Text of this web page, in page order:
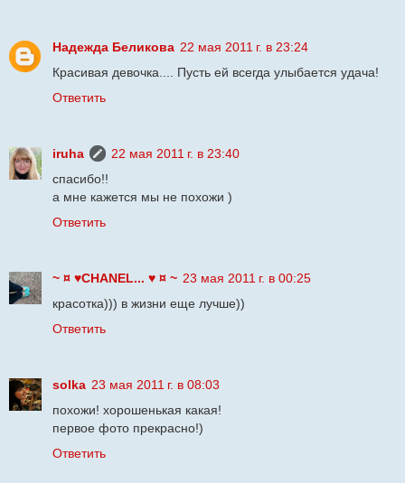
Надежда Беликова 22 мая 2011 г. в 23:24
Красивая девочка.... Пусть ей всегда улыбается удача!
Ответить
iruha
22 мая 2011 г. в 23:40
спасибо!!
а мне кажется мы не похожи )
Ответить
~ ¤ ♥CHANEL... ♥ ¤ ~ 23 мая 2011 г. в 00:25
красотка))) в жизни еще лучше))
Ответить
solka 23 мая 2011 г. в 08:03
похожи! хорошенькая какая!
первое фото прекрасно!)
Ответить